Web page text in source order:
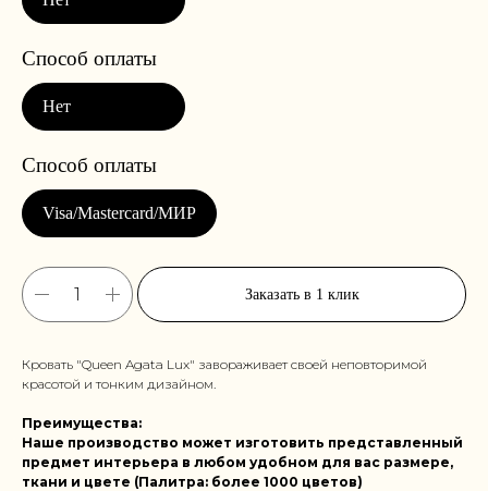
Заказать в 1 клик
Кровать "Queen Agata Lux" завораживает своей неповторимой
красотой и тонким дизайном.
Преимущества:
Наше производство может изготовить представленный
предмет интерьера в любом удобном для вас размере,
ткани и цвете (Палитра: более 1000 цветов)